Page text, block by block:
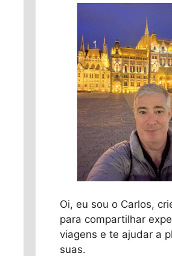
Oi, eu sou o Carlos,
para compartilhar
viagens e te ajudar a
suas.